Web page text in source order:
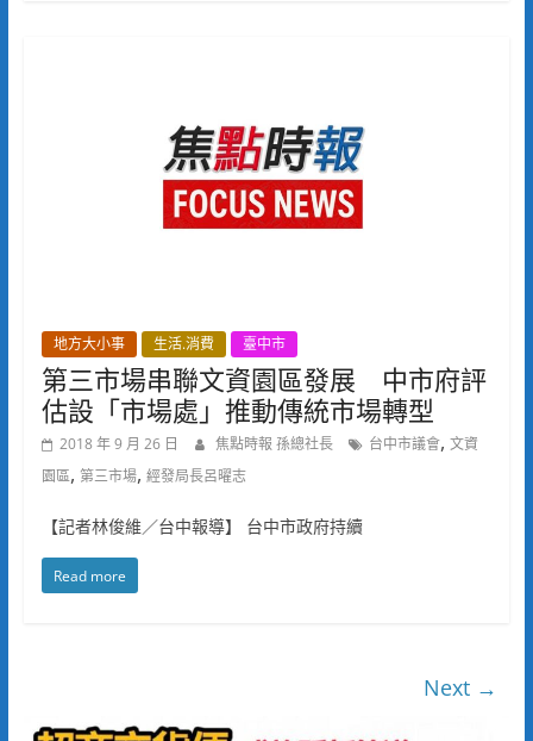
地方大小事 生活.消費 臺中市
第三市場串聯文資園區發展 中市府評
估設「市場處」推動傳統市場轉型
2018 年 9 月 26 日 焦點時報 孫總社長 台中市議會, 文資
園區, 第三市場, 經發局長呂曜志
【記者林俊維／台中報導】 台中市政府持續
Read more
Next →